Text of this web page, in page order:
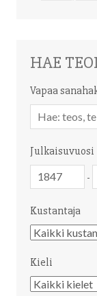
HAE
Vapaa
sanahaku
Julkaisuvuosi
-
Kustantaja
Kustantaja
Kieli
Kieli